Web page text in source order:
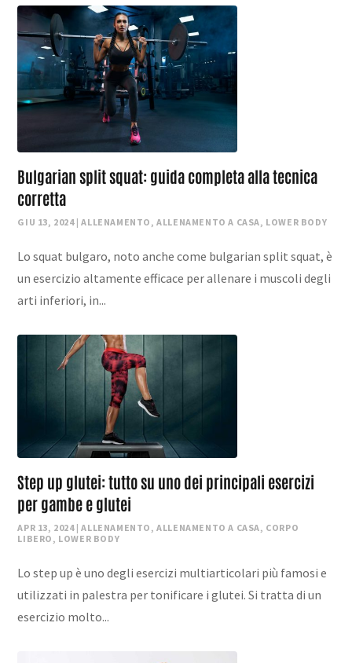
Bulgarian split squat: guida completa alla tecnica
corretta
GIU 13, 2024|ALLENAMENTO ,ALLENAMENTO A CASA, LOWER BODY
Lo squat bulgaro, noto anche come bulgarian split squat, è
un esercizio altamente efficace per allenare i muscoli degli
arti inferiori, in...
Step up glutei: tutto su uno dei principali esercizi
per gambe e glutei
APR 13, 2024|ALLENAMENTO ,ALLENAMENTO A CASA, CORPO
LIBERO , LOWER BODY
Lo step up è uno degli esercizi multiarticolari più famosi e
utilizzati in palestra per tonificare i glutei. Si tratta di un
esercizio molto...